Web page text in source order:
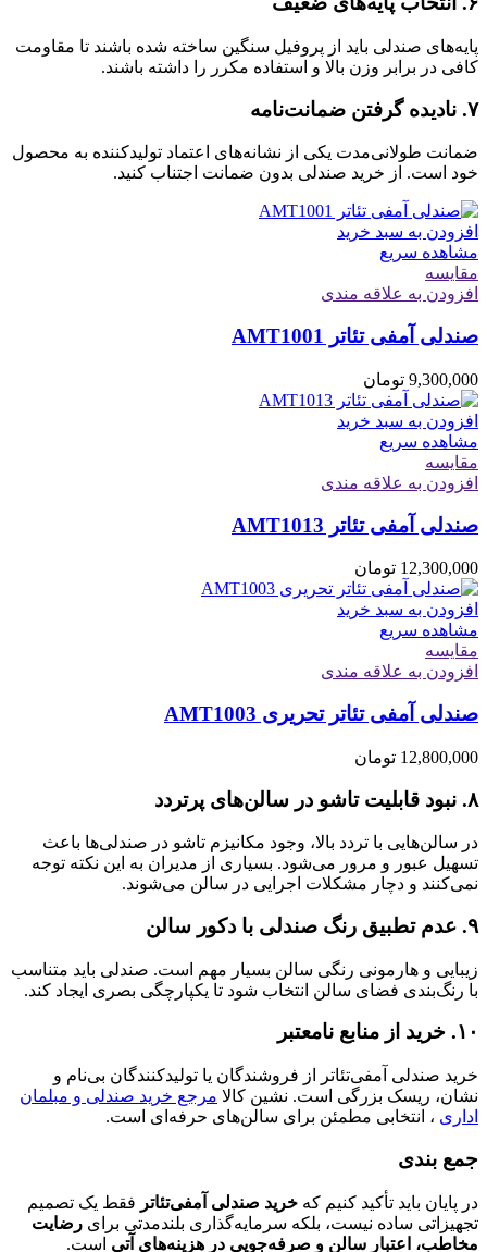
پایه‌های صندلی باید از پروفیل سنگین ساخته شده باشند تا مقاومت
کافی در برابر وزن بالا و استفاده مکرر را داشته باشند.
۷. نادیده گرفتن ضمانت‌نامه
ضمانت طولانی‌مدت یکی از نشانه‌های اعتماد تولیدکننده به محصول
خود است. از خرید صندلی بدون ضمانت اجتناب کنید.
افزودن به سبد خرید
مشاهده سریع
مقایسه
افزودن به علاقه مندی
صندلی آمفی تئاتر AMT1001
9,300,000 تومان
افزودن به سبد خرید
مشاهده سریع
مقایسه
افزودن به علاقه مندی
صندلی آمفی تئاتر AMT1013
12,300,000 تومان
افزودن به سبد خرید
مشاهده سریع
مقایسه
افزودن به علاقه مندی
صندلی آمفی تئاتر تحریری AMT1003
12,800,000 تومان
۸. نبود قابلیت تاشو در سالن‌های پرتردد
در سالن‌هایی با تردد بالا، وجود مکانیزم تاشو در صندلی‌ها باعث
تسهیل عبور و مرور می‌شود. بسیاری از مدیران به این نکته توجه
نمی‌کنند و دچار مشکلات اجرایی در سالن می‌شوند.
۹. عدم تطبیق رنگ صندلی با دکور سالن
زیبایی و هارمونی رنگی سالن بسیار مهم است. صندلی باید متناسب
با رنگ‌بندی فضای سالن انتخاب شود تا یکپارچگی بصری ایجاد کند.
۱۰. خرید از منابع نامعتبر
خرید صندلی آمفی‌تئاتر از فروشندگان یا تولیدکنندگان بی‌نام و
نشان، ریسک بزرگی است. نشین کالا مرجع خرید صندلی و مبلمان
اداری ، انتخابی مطمئن برای سالن‌های حرفه‌ای است.
جمع بندی
در پایان باید تأکید کنیم که خرید صندلی آمفی‌تئاتر فقط یک تصمیم
تجهیزاتی ساده نیست، بلکه سرمایه‌گذاری بلندمدتی برای رضایت
مخاطب، اعتبار سالن و صرفه‌جویی در هزینه‌های آتی است.